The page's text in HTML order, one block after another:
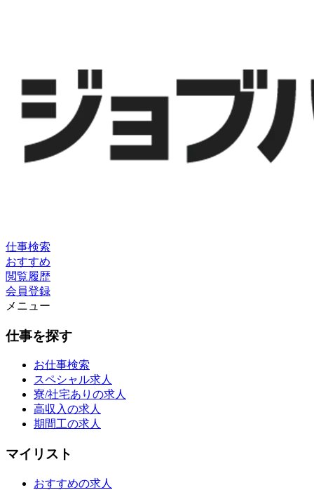
仕事検索
おすすめ
閲覧履歴
会員登録
メニュー
仕事を探す
お仕事検索
スペシャル求人
寮/社宅ありの求人
高収入の求人
期間工の求人
マイリスト
おすすめの求人